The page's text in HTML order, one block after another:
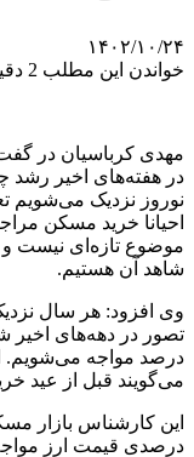
۱۴۰۲/۱۰/۲۴
خواندن این مطلب 2 دقیقه زمان میبرد
مهدی کرباسیان در
در هفته‌های اخیر رشد
نوروز نزدیک می‌شویم
احیانا خرید مسکن
موضوع تازه‌ای نیست و
شاهد آن هستیم.
وی افزود: هر سال
درصد مواجه می‌شویم.
می‌گویند قبل از عید
درصدی قیمت ارز